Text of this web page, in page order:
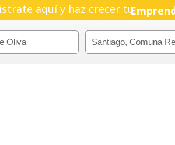
aquí y haz crecer tu